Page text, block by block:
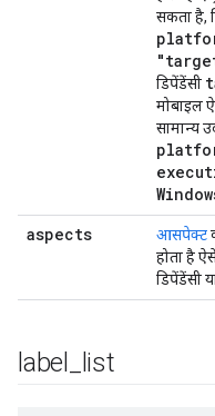
सकता है,
डिपेंडेंसी
मोबाइल
सामान्य
aspects आसपेक्ट
होता है
डिपेंडेंसी
label list